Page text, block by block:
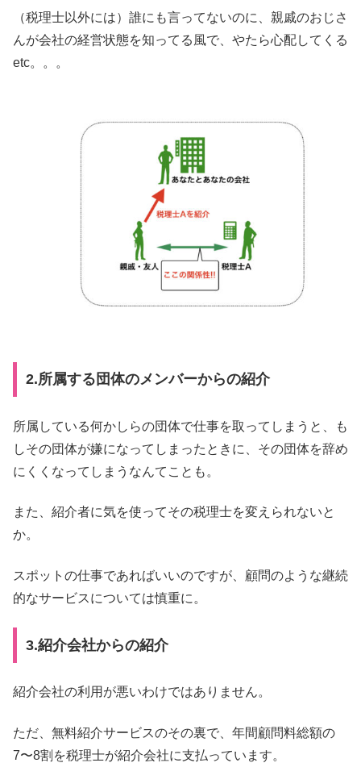
（税理士以外には）誰にも言ってないのに、親戚のおじさ
んが会社の経営状態を知ってる風で、やたら心配してくる
etc。。。
2.所属する団体のメンバーからの紹介
所属している何かしらの団体で仕事を取ってしまうと、も
しその団体が嫌になってしまったときに、その団体を辞め
にくくなってしまうなんてことも。
また、紹介者に気を使ってその税理士を変えられないと
か。
スポットの仕事であればいいのですが、顧問のような継続
的なサービスについては慎重に。
3.紹介会社からの紹介
紹介会社の利用が悪いわけではありません。
ただ、無料紹介サービスのその裏で、年間顧問料総額の
7〜8割を税理士が紹介会社に支払っています。